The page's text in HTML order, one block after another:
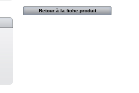
Retour à la fiche produit